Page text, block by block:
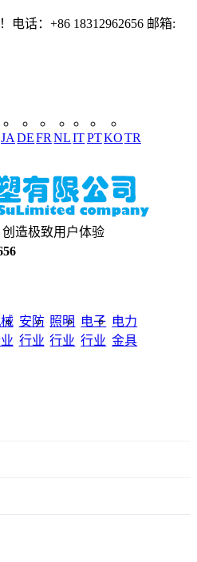
电话：+86 18312962656 邮箱:
JA DEFR NLITPTKOTR
造极致用户体验
安防
行业
照明
行业
电子
行业
电力
金具